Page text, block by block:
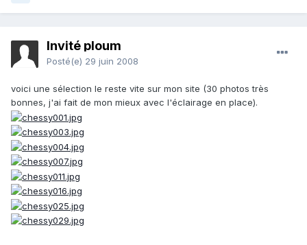
Invité ploum
Posté(e) 29 juin 2008
voici une sélection le reste vite sur mon site (30 photos très
bonnes, j'ai fait de mon mieux avec l'éclairage en place).